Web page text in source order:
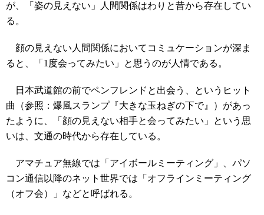
が、「姿の見えない」人間関係はわりと昔から存在してい
る。
顔の見えない人間関係においてコミュケーションが深ま
ると、「1度会ってみたい」と思うのが人情である。
日本武道館の前でペンフレンドと出会う、というヒット
曲（参照：爆風スランプ『大きな玉ねぎの下で』）があっ
たように、「顔の見えない相手と会ってみたい」という思
いは、文通の時代から存在している。
アマチュア無線では「アイボールミーティング」、パソ
コン通信以降のネット世界では「オフラインミーティング
（オフ会）」などと呼ばれる。